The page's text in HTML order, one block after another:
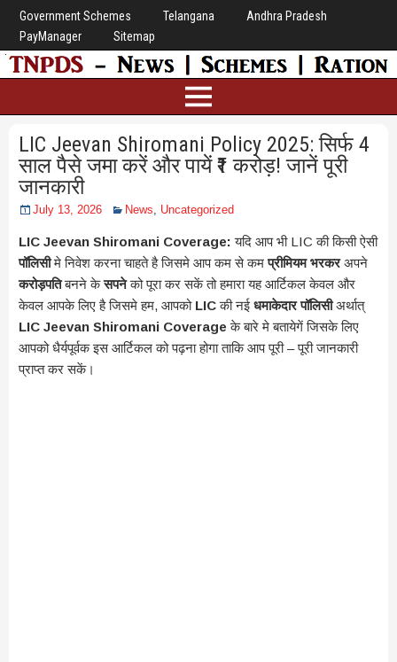
Government Schemes Telangana
Andhra Pradesh
PayManager
Sitemap
LIC Jeevan Shiromani Policy 2025: सिर्फ 4
साल पैसे जमा करें और पायें ₹1 करोड़! जानें पूरी
जानकारी
July 13, 2026 News Uncategorized
LIC Jeevan Shiromani Coverage: यदि आप भी LIC की किसी ऐसी
पॉलिसीमे निवेश करना चाहते है जिसमे आप कम से कमप्रीमियम भरकरअपने
करोड़पतिबनने केसपनेको पूरा कर सकें तो हमारा यह आर्टिकल केवल और
केवल आपके लिए है जिसमे हम, आपको LICकी नई धमाकेदार पॉलिसीअर्थात्
LIC Jeevan Shiromani Coverage के बारे मे बतायेगें जिसके लिए
आपको धैर्यपूर्वक इस आर्टिकल को पढ़ना होगा ताकि आप पूरी – पूरी जानकारी
प्राप्त कर सकें।